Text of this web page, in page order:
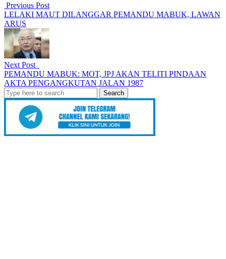
Previous Post
LELAKI MAUT DILANGGAR PEMANDU MABUK, LAWAN
ARUS
Next Post
PEMANDU MABUK: MOT, JPJ AKAN TELITI PINDAAN
AKTA PENGANGKUTAN JALAN 1987
Search
for: